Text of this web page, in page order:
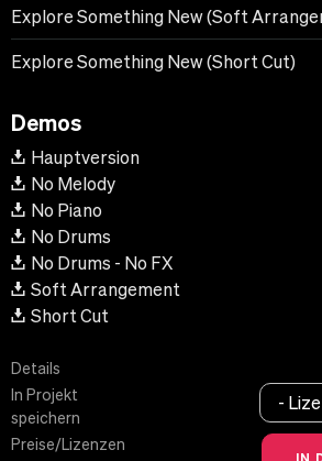
Explore Something New (Soft
Explore Something New (Short Cut)
Demos
Hauptversion
No Melody
No Piano
No Drums
No Drums - No FX
Soft Arrangement
Short Cut
Details
In Projekt
speichern
Preise/Lizenzen
-